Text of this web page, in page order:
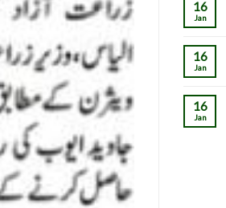
16
Jan
16
Jan
16
Jan